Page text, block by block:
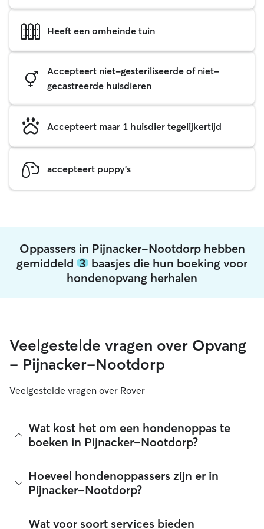
Heeft een omheinde tuin
Accepteert niet-gesteriliseerde of niet-
gecastreerde huisdieren
Accepteert maar 1 huisdier tegelijkertijd
accepteert puppy's
Oppassers in Pijnacker-Nootdorp hebben
gemiddeld 3 baasjes die hun boeking voor
hondenopvang herhalen
Veelgestelde vragen over Opvang
- Pijnacker-Nootdorp
Veelgestelde vragen over Rover
Wat kost het om een hondenoppas te
boeken in Pijnacker-Nootdorp?
Hondenoppassers mogen op Rover zelf hun tarief bepalen.
De gemiddelde kosten voor het boeken van een
hondenoppas in Pijnacker-Nootdorp op Rover bedroegen
in augustus 2026 ongeveer 30 per nacht, inclusief de
kan ook hoger uitvallen als je je boeking meer afstemt op de
Hoeveel hondenoppassers zijn er in
Pijnacker-Nootdorp?
Sinds augustus 2026 zijn er 519 hondenoppassers in
Wat voor soort services bieden